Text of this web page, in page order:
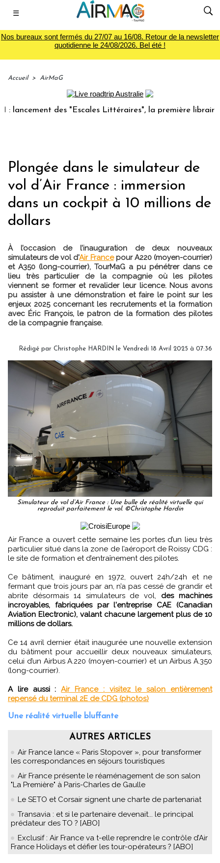
☰
Nos bureaux sont fermés du 27/07 au 16/08. Retour de la newsletter
quotidienne le 24/08/2026. Bel été !
Accueil > AirMaG
des "Escales Littéraires", la première librairie du
Plongée dans le simulateur de
vol d’Air France : immersion
dans un cockpit à 10 millions de
dollars
À l’occasion de l’inauguration de deux nouveaux
simulateurs de vol d'Air Francepour A220 (moyen-courrier)
et A350 (long-courrier), TourMaG a pu pénétrer dans ce
lieu très particulier de la compagnie où les pilotes
viennent se former et revalider leur licence. Nous avons
pu assister à une démonstration et faire le point sur les
enjeux 2025 concernant les recrutements et la formation
avec Éric François, le patron de la formation des pilotes
de la compagnie française.
Rédigé par Christophe HARDIN le Vendredi 18 Avril 2025 à 07:36
Simulateur de vol d’Air France : Une bulle de réalité virtuelle qui
reproduit parfaitement le vol. ©Christophe Hardin
Air France a ouvert cette semaine les portes d’un lieu très
particulier situé dans la zone de l’aéroport de Roissy CDG :
le site de formation et d’entraînement des pilotes.
Ce bâtiment, inauguré en 1972, ouvert 24h/24h et ne
fermant que trois jours par an, n’a pas cessé de grandir et
abrite désormais 14 simulateurs de vol, des machines
incroyables, fabriquées par l'entreprise CAE (Canadian
Aviation Electronic), valant chacune largement plus de 10
millions de dollars.
Ce 14 avril dernier était inaugurée une nouvelle extension
du bâtiment pour accueillir deux nouveaux simulateurs,
celui d’un Airbus A.220 (moyen-courrier) et un Airbus A.350
(long-courrier).
A lire aussi : Air France : visitez le salon entièrement
repensé du terminal 2E de CDG (photos)
Une réalité virtuelle bluffante
AUTRES ARTICLES
Air France lance « Paris Stopover », pour transformer
les correspondances en séjours touristiques
Air France présente le réaménagement de son salon
"La Première" à Paris-Charles de Gaulle
Le SETO et Corsair signent une charte de partenariat
Transavia : et si le partenaire devenait... le principal
prédateur des TO ? [ABO]
Exclusif : Air France va t-elle reprendre le contrôle d’Air
France Holidays et défier les tour-opérateurs ? [ABO]